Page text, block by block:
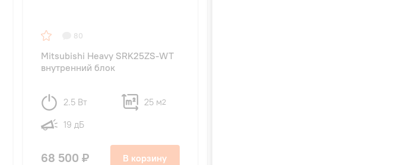
80
Mitsubishi Heavy SRK25ZS-WT
внутренний блок
2.5 Вт 25 м2
19 дБ
68 500 ₽ В корзину